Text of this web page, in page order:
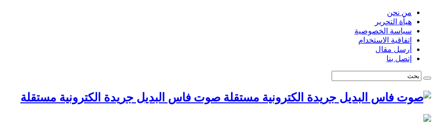
من نحن
هيأة التحرير
سياسة الخصوصية
اتفاقية الاستخدام
أرسل مقال
إتصل بنا
صوت فاس البديل جريدة الكترونية مستقلة